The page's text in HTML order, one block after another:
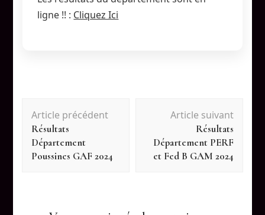
Régionale
GAF
ligne !! : Cliquez Ici
Navigation
d'article
Article précédent
Résultats
Département
Poussines GAF 2024
Article suivant
Résultats
Département PERF
et Fed B GAM 2024